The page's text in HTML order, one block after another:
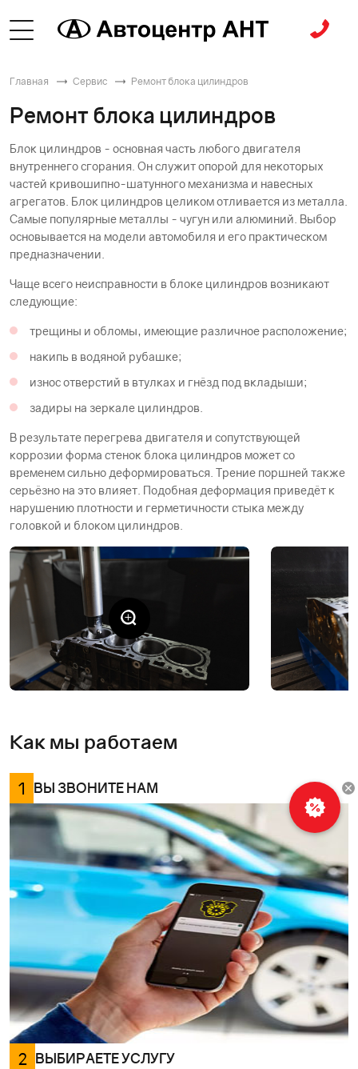
Главная Сервис Ремонт блока цилиндров
Ремонт блока цилиндров
Блок цилиндров - основная часть любого двигателя
внутреннего сгорания. Он служит опорой для некоторых
частей кривошипно-шатунного механизма и навесных
агрегатов. Блок цилиндров целиком отливается из металла.
Самые популярные металлы - чугун или алюминий. Выбор
основывается на модели автомобиля и его практическом
предназначении.
Чаще всего неисправности в блоке цилиндров возникают
следующие:
трещины и обломы, имеющие различное расположение;
накипь в водяной рубашке;
износ отверстий в втулках и гнёзд под вкладыши;
задиры на зеркале цилиндров.
В результате перегрева двигателя и сопутствующей
коррозии форма стенок блока цилиндров может со
временем сильно деформироваться. Трение поршней также
серьёзно на это влияет. Подобная деформация приведёт к
нарушению плотности и герметичности стыка между
головкой и блоком цилиндров.
Как мы работаем
1 ВЫ ЗВОНИТЕ НАМ
2 ВЫБИРАЕТЕ УСЛУГУ